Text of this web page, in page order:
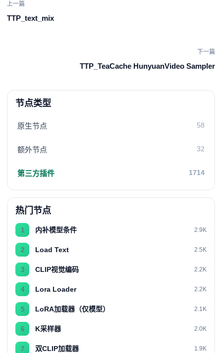
上一篇
TTP_text_mix
下一篇
TTP_TeaCache HunyuanVideo Sampler
节点类型
原生节点 58
额外节点 32
第三方插件 1714
热门节点
1 内补模型条件 2.9K
2 Load Text 2.5K
3 CLIP视觉编码 2.2K
4 Lora Loader 2.2K
5 LoRA加载器（仅模型） 2.1K
6 K采样器 2.0K
7 双CLIP加载器 1.9K